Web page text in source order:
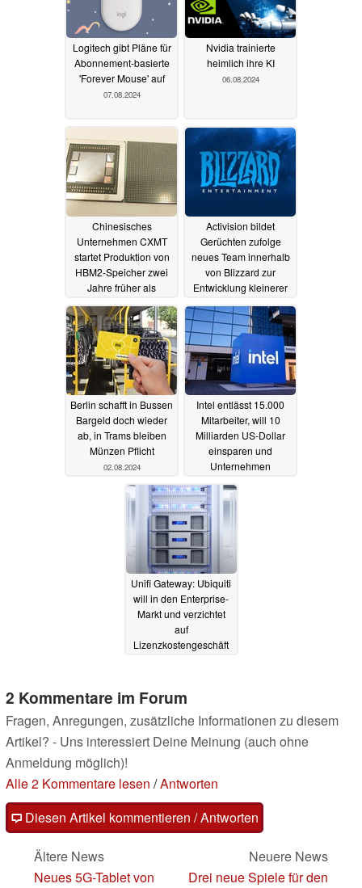
Logitech gibt Pläne für
Abonnement-basierte
'Forever Mouse' auf
07.08.2024
Nvidia trainierte
heimlich ihre KI
06.08.2024
Chinesisches
Unternehmen CXMT
startet Produktion von
HBM2-Speicher zwei
Jahre früher als
geplant05.08.2024
Activision bildet
Gerüchten zufolge
neues Team innerhalb
von Blizzard zur
Entwicklung kleinerer
AA-Spiele03.08.2024
Berlin schafft in Bussen
Bargeld doch wieder
ab, in Trams bleiben
Münzen Pflicht
02.08.2024
Intel entlässt 15.000
Mitarbeiter, will 10
Milliarden US-Dollar
einsparen und
Unternehmen
umstrukturieren
02.08.2024
Unifi Gateway: Ubiquiti
will in den Enterprise-
Markt und verzichtet
auf
Lizenzkostengeschäft
2 Kommentare im Forum
Fragen, Anregungen, zusätzliche Informationen zu diesem
Artikel? - Uns interessiert Deine Meinung (auch ohne
Anmeldung möglich)!
Alle 2 Kommentare lesen /Antworten
Diesen Artikel kommentieren / Antworten
Ältere News
Neues 5G-Tablet von
Neuere News
Drei neue Spiele für den